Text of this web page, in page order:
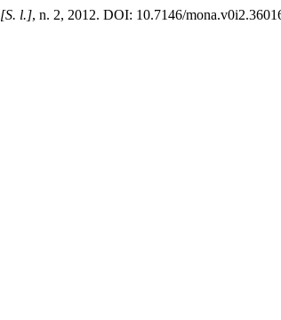
[S. l.], n. 2, 2012. DOI: 10.7146/